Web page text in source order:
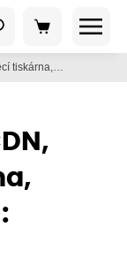
Brother HL-L9430CDN, předváděcí tiskárna, nátisk 44 stran, SN: E81396C2F112686